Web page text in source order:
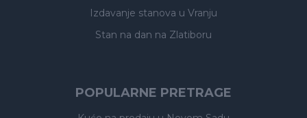
Izdavanje stanova u Vranju
Stan na dan na Zlatiboru
POPULARNE PRETRAGE